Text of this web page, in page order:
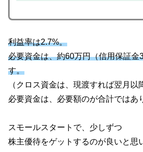
利益率は2.7%。
必要資金は、約60万円（信用保証金
す。
（クロス資金は、現渡すれば翌月以
必要資金は、必要額のが合計ではあ
スモールスタートで、少しずつ
株主優待をゲットするのが良いと思